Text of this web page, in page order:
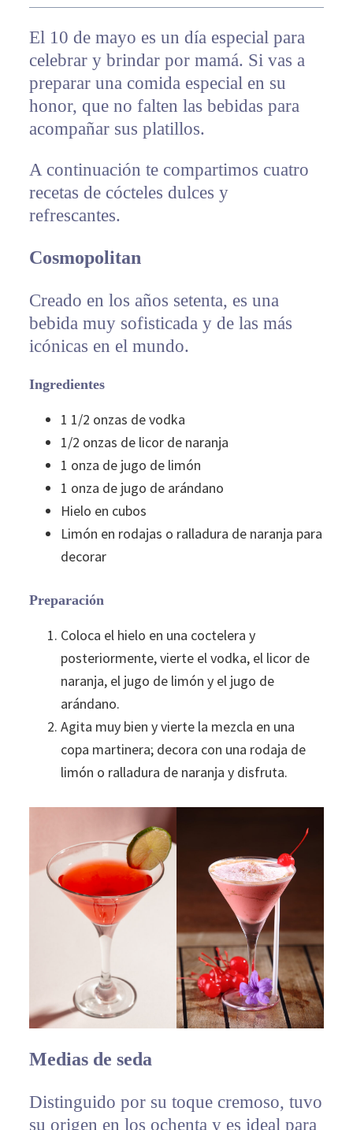
El 10 de mayo es un día especial para
celebrar y brindar por mamá. Si vas a
preparar una comida especial en su
honor, que no falten las bebidas para
acompañar sus platillos.
A continuación te compartimos cuatro
recetas de cócteles dulces y
refrescantes.
Cosmopolitan
Creado en los años setenta, es una
bebida muy sofisticada y de las más
icónicas en el mundo.
Ingredientes
1 1/2 onzas de vodka
1/2 onzas de licor de naranja
1 onza de jugo de limón
1 onza de jugo de arándano
Hielo en cubos
Limón en rodajas o ralladura de naranja para
decorar
Preparación
Coloca el hielo en una coctelera y
posteriormente, vierte el vodka, el licor de
naranja, el jugo de limón y el jugo de
arándano.
Agita muy bien y vierte la mezcla en una
copa martinera; decora con una rodaja de
limón o ralladura de naranja y disfruta.
Medias de seda
Distinguido por su toque cremoso, tuvo
su origen en los ochenta y es ideal para